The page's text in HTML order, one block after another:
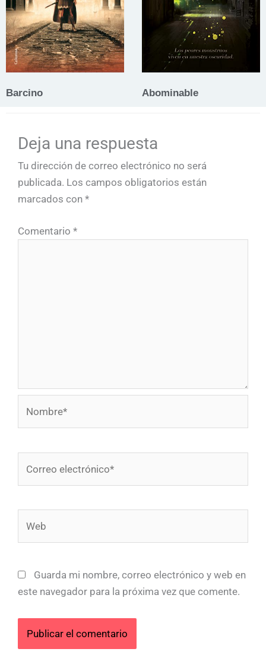
Barcino Abominable
Deja una respuesta
Tu dirección de correo electrónico no será
publicada. Los campos obligatorios están
marcados con *
Comentario *
electrónico*
Guarda mi nombre, correo electrónico y web en
este navegador para la próxima vez que comente.